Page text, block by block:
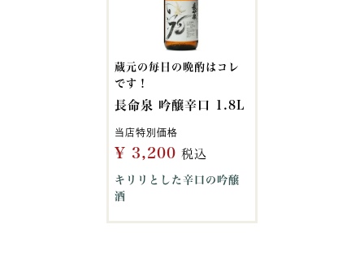
蔵元の毎日の晩酌はコレ
です！
長命泉 吟醸辛口 1.8L
当店特別価格
¥ 3,200 税込
キリリとした辛口の吟醸
酒